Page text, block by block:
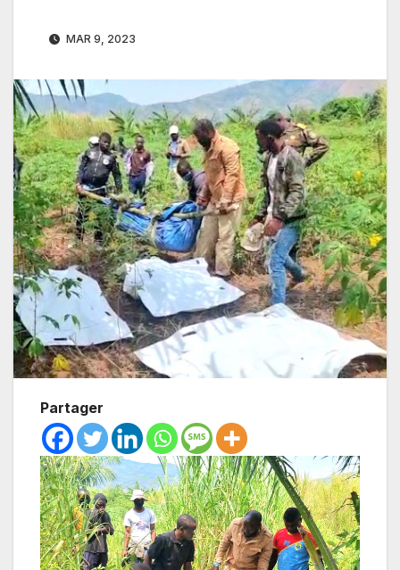
MAR 9, 2023
Partager